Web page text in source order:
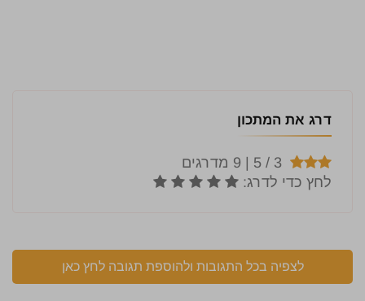
דרג את המתכון
לצפיה בכל התגובות ולהוספת תגובה לחץ כאן